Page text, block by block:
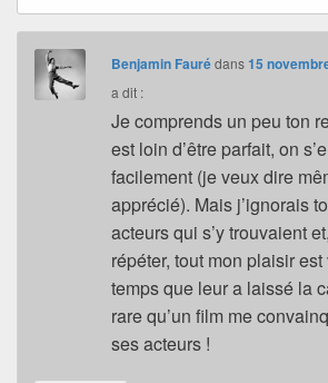
Benjamin Faurédans15
a dit :
Je comprends un peu ton
est loin d’être parfait, on
facilement (je veux dire
apprécié). Mais j’ignorais
acteurs qui s’y trouvaient
répéter, tout mon plaisir est
temps que leur a laissé la
rare qu’un film me
ses acteurs !